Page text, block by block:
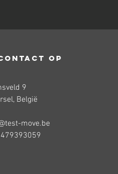
contact op
9
België
move.be